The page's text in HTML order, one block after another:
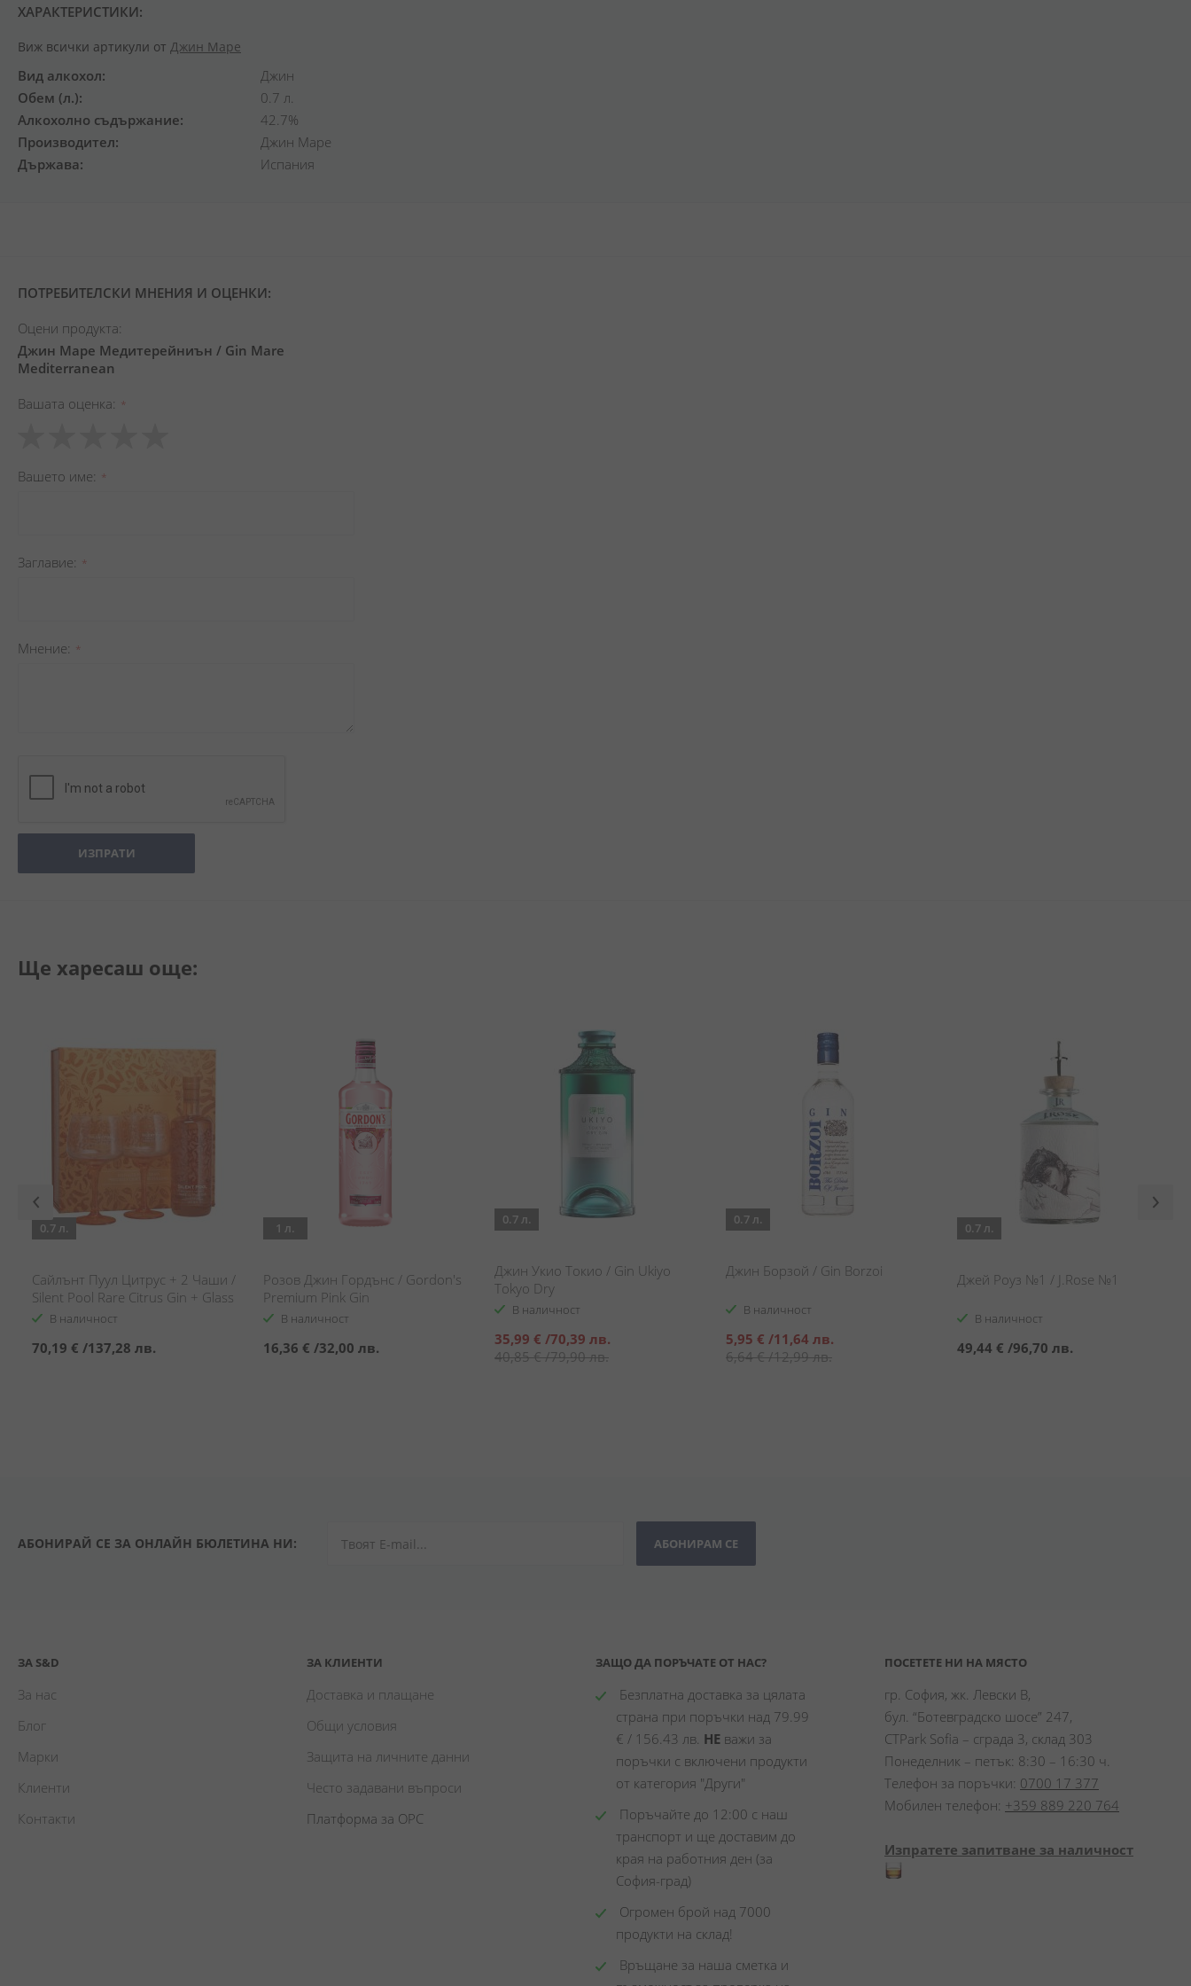
ХАРАКТЕРИСТИКИ:
Виж всички артикули от Джин Маре
Вид алкохол
Джин
Обем (л.)
0.7 л.
Алкохолно съдържание
42.7%
Производител
Джин Маре
Държава
Испания
ПОТРЕБИТЕЛСКИ МНЕНИЯ И ОЦЕНКИ:
Оцени продукта:
Джин Маре Медитерейниън / Gin Mare
Mediterranean
Вашата оценка
star
stars
stars
stars
stars
Вашето име
Заглавиe
Мнение
ИЗПРАТИ
Ще харесаш още:
0.7 л.
Сайлънт Пуул Цитрус + 2 Чаши /
Silent Pool Rare Citrus Gin + Glass
Set В наличност
70,19 € /137,28 лв.
1 л.
Розов Джин Гордънс / Gordon's
Premium Pink Gin
В наличност
16,36 € /32,00 лв.
0.7 л.
Джин Укио Токио / Gin Ukiyo
Tokyo Dry
В наличност
Специална
цена
35,99 € /70,39 лв.
40,85 €/79,90 лв.
0.7 л.
Джин Борзой / Gin Borzoi
В наличност
Специална
цена
5,95 € /11,64 лв.
6,64 €/12,99 лв.
0.7 л.
Джей Роуз №1 / J.Rose №1
В наличност
49,44 € /96,70 лв.
АБОНИРАЙ СЕ ЗА ОНЛАЙН БЮЛЕТИНА НИ: АБОНИРАМ СЕ
ЗА S&D
За нас
Блог
Марки
Клиенти
Контакти
ЗА КЛИЕНТИ
Доставка и плащане
Общи условия
Защита на личните данни
Често задавани въпроси
Платформа за ОРС
ЗАЩО ДА ПОРЪЧАТЕ ОТ НАС?
Безплатна доставка за цялата
страна при поръчки над 79.99
€ / 156.43 лв. НЕ важи за
поръчки с включени продукти
от категория "Други"
Поръчайте до 12:00 с наш
транспорт и ще доставим до
края на работния ден (за
София-град)
Огромен брой над 7000
продукти на склад!
Връщане за наша сметка и
ПОСЕТЕТЕ НИ НА МЯСТО
гр. София, жк. Левски В,
бул. “Ботевградско шосе” 247,
CTPark Sofia – сграда 3, склад 303
Понеделник – петък: 8:30 – 16:30 ч.
Телефон за поръчки: 0700 17 377
Мобилен телефон: +359 889 220 764
Изпратете запитване за наличност